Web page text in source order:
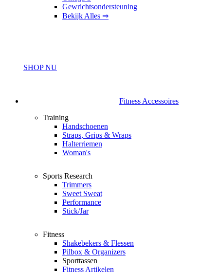
Gewrichtsondersteuning
Bekijk Alles ⇒
SHOP NU
Fitness Accessoires
Training
Handschoenen
Straps, Grips & Wraps
Halterriemen
Woman's
Sports Research
Trimmers
Sweet Sweat
Performance
Stick/Jar
Fitness
Shakebekers & Flessen
Pilbox & Organizers
Sporttassen
Fitness Artikelen